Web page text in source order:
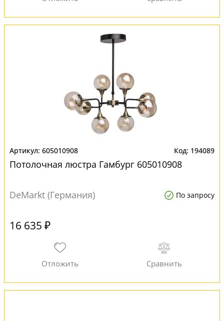
605010908 194089
Потолочная люстра Гамбург 605010908
DeMarkt (Германия) По запросу
16 635 ₽